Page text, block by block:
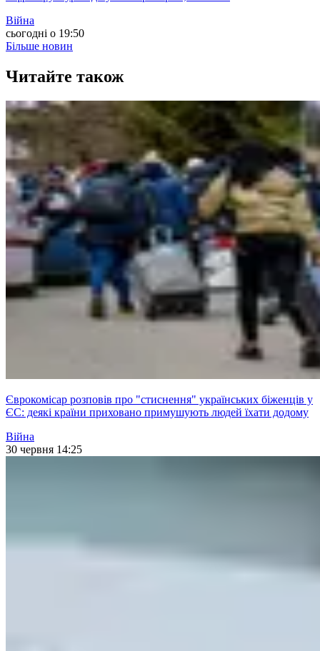
Війна
сьогодні о 19:50
Більше новин
Читайте також
Єврокомісар розповів про "стиснення" українських біженців у
ЄС: деякі країни приховано примушують людей їхати додому
Війна
30 червня 14:25